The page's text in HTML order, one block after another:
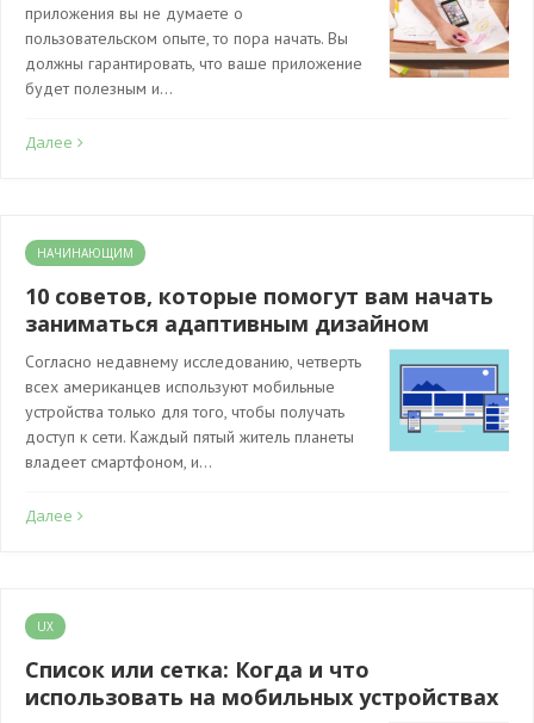
приложения вы не думаете о
пользовательском опыте, то пора начать. Вы
должны гарантировать, что ваше приложение
будет полезным и…
Далее
НАЧИНАЮЩИМ
10 советов, которые помогут вам начать
заниматься адаптивным дизайном
Согласно недавнему исследованию, четверть
всех американцев используют мобильные
устройства только для того, чтобы получать
доступ к сети. Каждый пятый житель планеты
владеет смартфоном, и…
Далее
UX
Список или сетка: Когда и что
использовать на мобильных устройствах